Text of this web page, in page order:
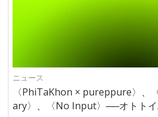
ニュース
〈PhiTaKhon × pureppure〉、
ary〉、〈No Input〉──オトト